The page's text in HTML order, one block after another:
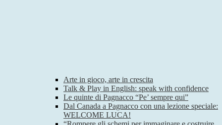
Arte in gioco, arte in crescita
Talk & Play in English: speak with confidence
Le quinte di Pagnacco “Pe’ sempre qui”
Dal Canada a Pagnacco con una lezione speciale:
WELCOME LUCA!